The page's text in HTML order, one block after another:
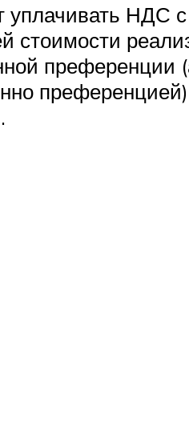
уплачивать НДС
стоимости
преференции